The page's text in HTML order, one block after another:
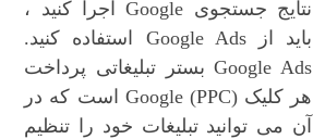
نتایج جستجوی Google اجرا کنید ،
باید از Google Ads استفاده کنید.
Google Ads بستر تبلیغاتی پرداخت
هر کلیک (PPC) Google است که در
آن می توانید تبلیغات خود را تنظیم